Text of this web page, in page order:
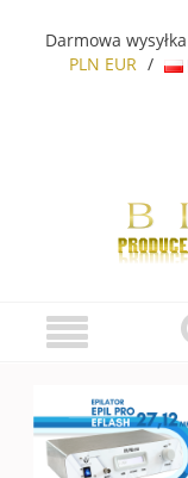
Darmowa
PLN EUR /